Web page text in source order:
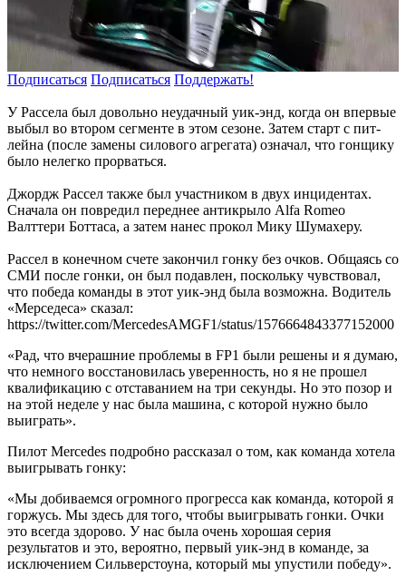
Подписаться Подписаться Поддержать!
У Рассела был довольно неудачный уик-энд, когда он впервые
выбыл во втором сегменте в этом сезоне. Затем старт с пит-
лейна (после замены силового агрегата) означал, что гонщику
было нелегко прорваться.
Джордж Рассел также был участником в двух инцидентах.
Сначала он повредил переднее антикрыло Alfa Romeo
Валттери Боттаса, а затем нанес прокол Мику Шумахеру.
Рассел в конечном счете закончил гонку без очков. Общаясь со
СМИ после гонки, он был подавлен, поскольку чувствовал,
что победа команды в этот уик-энд была возможна. Водитель
«Мерседеса» сказал:
https://twitter.com/MercedesAMGF1/status/1576664843377152000
«Рад, что вчерашние проблемы в FP1 были решены и я думаю,
что немного восстановилась уверенность, но я не прошел
квалификацию с отставанием на три секунды. Но это позор и
на этой неделе у нас была машина, с которой нужно было
выиграть».
Пилот Mercedes подробно рассказал о том, как команда хотела
выигрывать гонку:
«Мы добиваемся огромного прогресса как команда, которой я
горжусь. Мы здесь для того, чтобы выигрывать гонки. Очки
это всегда здорово. У нас была очень хорошая серия
результатов и это, вероятно, первый уик-энд в команде, за
исключением Сильверстоуна, который мы упустили победу».